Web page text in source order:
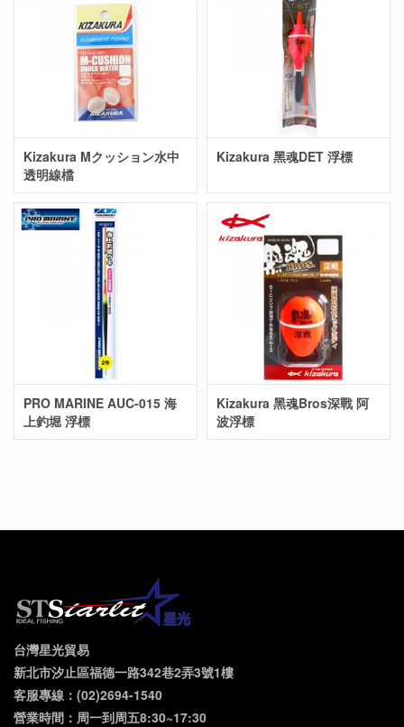
Kizakura Mクッション水中
透明線檔
Kizakura 黑魂DET 浮標
PRO MARINE AUC-015 海
上釣堀 浮標
Kizakura 黑魂Bros深戰 阿
波浮標
台灣星光貿易
新北市汐止區福德一路342巷2弄3號1樓
客服專線：(02)2694-1540
營業時間：周一到周五8:30~17:30